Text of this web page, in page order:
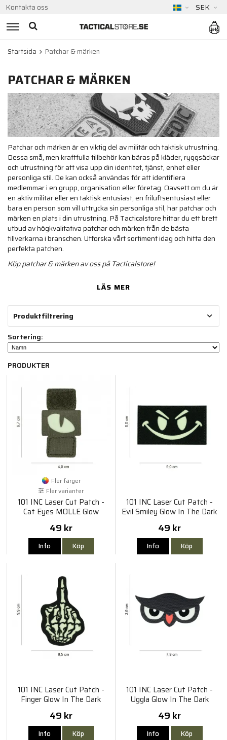
Kontakta oss SEK
Startsida Patchar & märken
PATCHAR & MÄRKEN
Patchar och märken är en viktig del av militär och taktisk utrustning.
Dessa små, men kraftfulla tillbehör kan bäras på kläder, ryggsäckar
och utrustning för att visa upp din identitet, tjänst, enhet eller
personliga stil. De kan också användas för att identifiera
medlemmar i en grupp, organisation eller företag. Oavsett om du är
en aktiv militär eller en taktisk entusiast, en friluftsentusiast eller
bara en person som vill uttrycka sin personliga stil, har patchar och
märken en plats i din utrustning. På Tacticalstore hittar du ett brett
utbud av högkvalitativa patchar och märken från de bästa
tillverkarna i branschen. Utforska vårt sortiment idag och hitta den
perfekta patchen.
Köp patchar & märken av oss på Tacticalstore!
LÄS MER
Produktfiltrering
Sortering:
PRODUKTER
Fler färger
Fler varianter
101 INC Laser Cut Patch -
Cat Eyes MOLLE Glow
49 kr
Info Köp
101 INC Laser Cut Patch -
Evil Smiley Glow In The Dark
49 kr
Info Köp
101 INC Laser Cut Patch -
Finger Glow In The Dark
49 kr
Info Köp
101 INC Laser Cut Patch -
Uggla Glow In The Dark
49 kr
Info Köp